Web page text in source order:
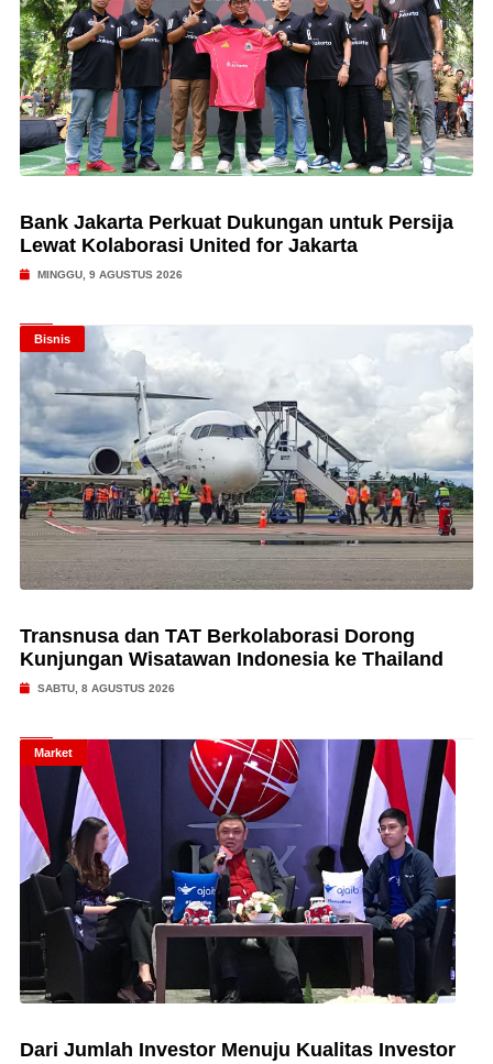
Bank Jakarta Perkuat Dukungan untuk Persija
Lewat Kolaborasi United for Jakarta
MINGGU, 9 AGUSTUS 2026
Bisnis
Transnusa dan TAT Berkolaborasi Dorong
Kunjungan Wisatawan Indonesia ke Thailand
SABTU, 8 AGUSTUS 2026
Market
Dari Jumlah Investor Menuju Kualitas Investor